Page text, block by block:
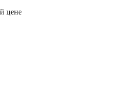
цене